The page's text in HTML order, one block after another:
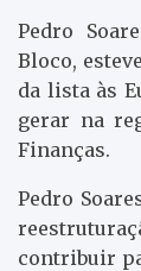
Pedro
Bloco,
da lista às
gerar na
Finanças.
Pedro
contribuir